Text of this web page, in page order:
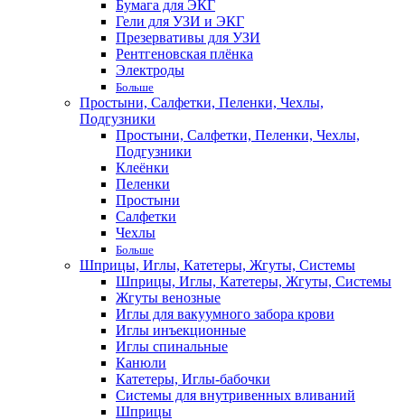
Бумага для ЭКГ
Гели для УЗИ и ЭКГ
Презервативы для УЗИ
Рентгеновская плёнка
Электроды
Больше
Простыни, Салфетки, Пеленки, Чехлы,
Подгузники
Простыни, Салфетки, Пеленки, Чехлы,
Подгузники
Клеёнки
Пеленки
Простыни
Салфетки
Чехлы
Больше
Шприцы, Иглы, Катетеры, Жгуты, Системы
Шприцы, Иглы, Катетеры, Жгуты, Системы
Жгуты венозные
Иглы для вакуумного забора крови
Иглы инъекционные
Иглы спинальные
Канюли
Катетеры, Иглы-бабочки
Системы для внутривенных вливаний
Шприцы